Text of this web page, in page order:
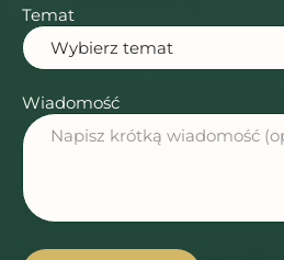
Temat
Wiadomość